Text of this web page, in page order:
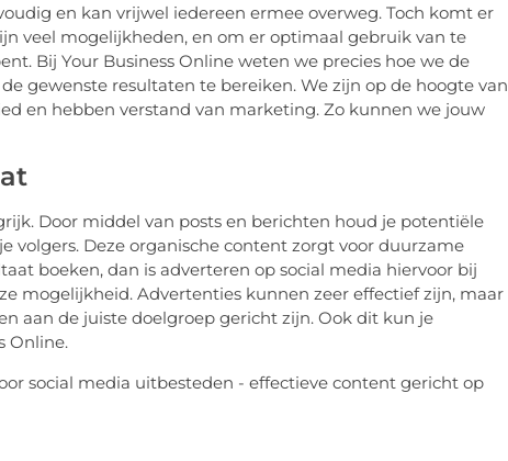
en kan vrijwel iedereen ermee overweg. Toch komt er
veel mogelijkheden, en om er optimaal gebruik van te
Bij Your Business Online weten we precies hoe we de
gewenste resultaten te bereiken. We zijn op de hoogte van
en hebben verstand van marketing. Zo kunnen we jouw
Door middel van posts en berichten houd je potentiële
volgers. Deze organische content zorgt voor duurzame
boeken, dan is adverteren op social media hiervoor bij
mogelijkheid. Advertenties kunnen zeer effectief zijn, maar
aan de juiste doelgroep gericht zijn. Ook dit kun je
Online.